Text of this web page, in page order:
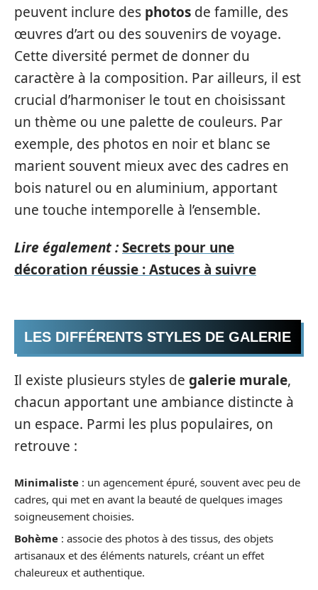
peuvent inclure des photos de famille, des
œuvres d’art ou des souvenirs de voyage.
Cette diversité permet de donner du
caractère à la composition. Par ailleurs, il est
crucial d’harmoniser le tout en choisissant
un thème ou une palette de couleurs. Par
exemple, des photos en noir et blanc se
marient souvent mieux avec des cadres en
bois naturel ou en aluminium, apportant
une touche intemporelle à l’ensemble.
Lire également :Secrets pour une
décoration réussie : Astuces à suivre
LES DIFFÉRENTS STYLES DE GALERIE
Il existe plusieurs styles de galerie murale,
chacun apportant une ambiance distincte à
un espace. Parmi les plus populaires, on
retrouve :
Minimaliste : un agencement épuré, souvent avec peu de
cadres, qui met en avant la beauté de quelques images
soigneusement choisies.
Bohème : associe des photos à des tissus, des objets
artisanaux et des éléments naturels, créant un effet
chaleureux et authentique.